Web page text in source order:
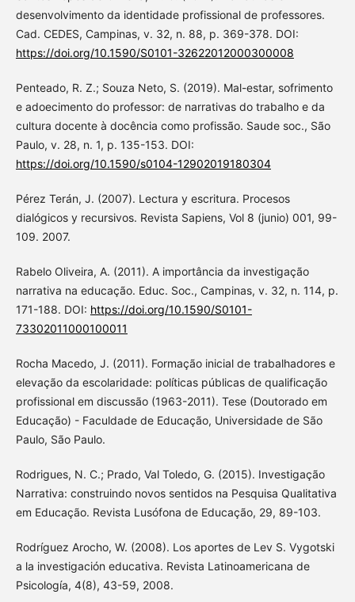
desenvolvimento da identidade profissional de professores.
Cad. CEDES, Campinas, v. 32, n. 88, p. 369-378. DOI:
https://doi.org/10.1590/S0101-32622012000300008
Penteado, R. Z.; Souza Neto, S. (2019). Mal-estar, sofrimento
e adoecimento do professor: de narrativas do trabalho e da
cultura docente à docência como profissão. Saude soc., São
Paulo, v. 28, n. 1, p. 135-153. DOI:
https://doi.org/10.1590/s0104-12902019180304
Pérez Terán, J. (2007). Lectura y escritura. Procesos
dialógicos y recursivos. Revista Sapiens, Vol 8 (junio) 001, 99-
109. 2007.
Rabelo Oliveira, A. (2011). A importância da investigação
narrativa na educação. Educ. Soc., Campinas, v. 32, n. 114, p.
171-188. DOI: https://doi.org/10.1590/S0101-
73302011000100011
Rocha Macedo, J. (2011). Formação inicial de trabalhadores e
elevação da escolaridade: políticas públicas de qualificação
profissional em discussão (1963-2011). Tese (Doutorado em
Educação) - Faculdade de Educação, Universidade de São
Paulo, São Paulo.
Rodrigues, N. C.; Prado, Val Toledo, G. (2015). Investigação
Narrativa: construindo novos sentidos na Pesquisa Qualitativa
em Educação. Revista Lusófona de Educação, 29, 89-103.
Rodríguez Arocho, W. (2008). Los aportes de Lev S. Vygotski
a la investigación educativa. Revista Latinoamericana de
Psicología, 4(8), 43-59, 2008.